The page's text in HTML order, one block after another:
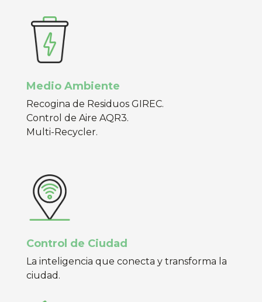
Medio Ambiente
Recogina de Residuos GIREC.
Control de Aire AQR3.
Multi-Recycler.
Control de Ciudad
La inteligencia que conecta y transforma la
ciudad.